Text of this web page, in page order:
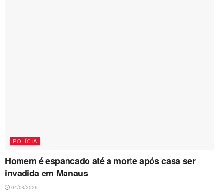
POLÍCIA
Homem é espancado até a morte após casa ser
invadida em Manaus
04/08/2026